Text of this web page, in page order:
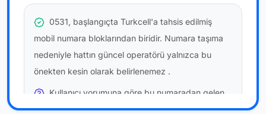
0531, başlangıçta Turkcell'a tahsis edilmiş
mobil numara bloklarından biridir. Numara taşıma
nedeniyle hattın güncel operatörü yalnızca bu
önekten kesin olarak belirlenemez .
Kullanıcı yorumuna göre bu numaradan gelen
çağrılaratemkinli yaklaşmanızönerilir; bu bir site